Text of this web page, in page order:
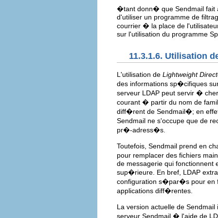
�tant donn� que Sendmail fait
d'utiliser un programme de
courrier � la place de
sur l'utilisation du programme
11.3.1.6. Utilisation
L'utilisation de Lightweight
des informations sp�cifiques
serveur LDAP peut servir �
courant � partir du nom de
diff�rent de Sendmail�; en
Sendmail ne s'occupe que de
pr�-adress�s.
Toutefois, Sendmail prend en
pour remplacer des fichiers
de messagerie qui fonctionnent
sup�rieure. En bref, LDAP
configuration s�par�s pour en
applications diff�rentes.
La version actuelle de
serveur Sendmail � l'aide de